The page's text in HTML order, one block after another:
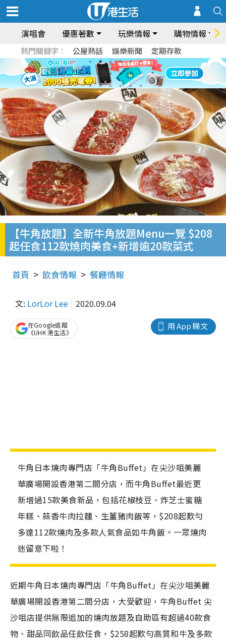
演唱會 優惠著數 玩樂情報 購物情報
熱門關鍵字： 公屋熱話 娛樂新聞 定期存款
【牛角放題】全新牛角放題Menu一覽 $208
起任食112款燒肉美食+新增逾20款菜式
首頁 飲食情報 餐廳情報
文: LorLor Lee 2020.09.04
用 App 睇文
在Google追蹤
《UHK 港生活》
牛角日本燒肉專門店「牛角Buffet」在尖沙咀美麗
華廣場開設香港第二間分店，而牛角Buffet最近更
新增過15款美食新品，包括花椒枝豆、炸芝士蜜糖
年糕、蒜香牛肉拉麵、生薑豬肉飯等，$208起歎勻
多達112款燒肉及多款人氣食品如牛角飯。一眾燒肉
迷留意下啦！
近期牛角日本燒肉專門店「牛角Buffet」在尖沙咀美麗
華廣場開設香港第二間分店，大受歡迎，牛角Buffet 尖
沙咀店提供無限追加的燒肉放題及自助區有超過40款食
物、甜品同飲品任飲任食，$258起歎勻高質和牛及多款